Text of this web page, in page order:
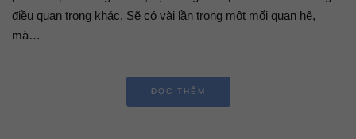
điều quan trọng khác. Sẽ có vài lần trong một mối quan hệ,
mà…
ĐỌC THÊM